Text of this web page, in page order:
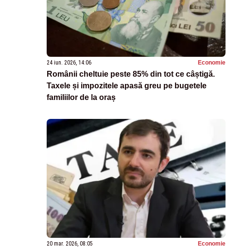
24 iun. 2026, 14:06 Economie
Românii cheltuie peste 85% din tot ce câștigă.
Taxele și impozitele apasă greu pe bugetele
familiilor de la oraș
20 mar. 2026, 08:05 Economie